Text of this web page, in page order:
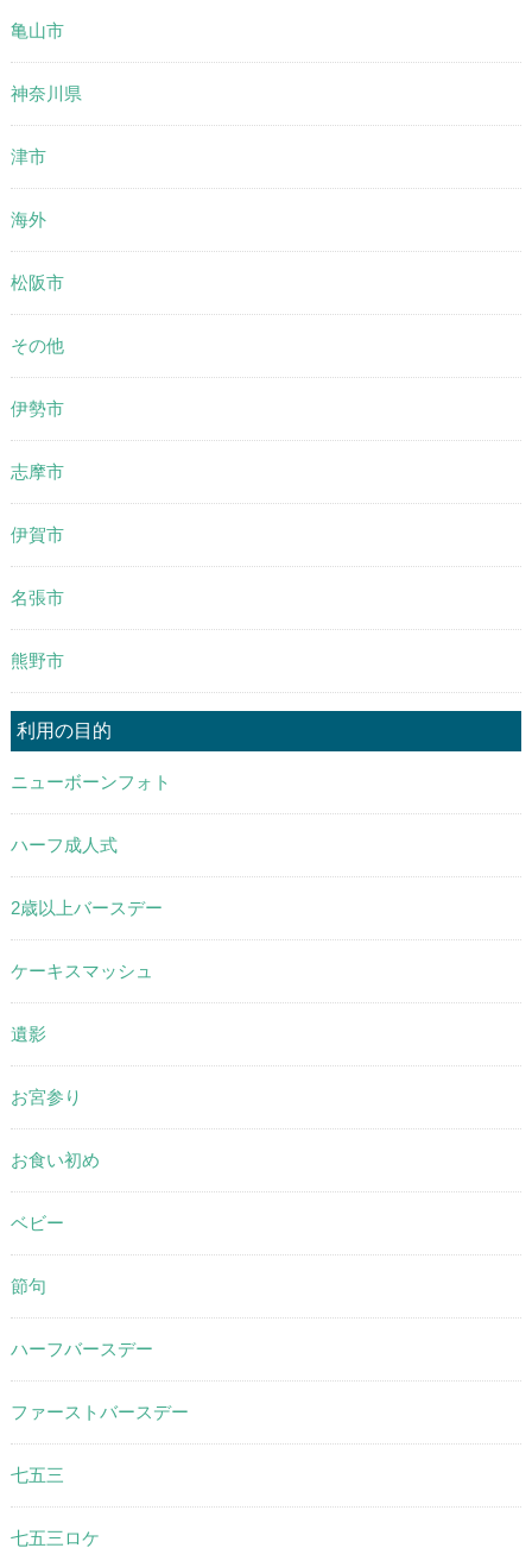
亀山市
神奈川県
津市
海外
松阪市
その他
伊勢市
志摩市
伊賀市
名張市
熊野市
利用の目的
ニューボーンフォト
ハーフ成人式
2歳以上バースデー
ケーキスマッシュ
遺影
お宮参り
お食い初め
ベビー
節句
ハーフバースデー
ファーストバースデー
七五三
七五三ロケ